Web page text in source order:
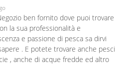
ben fornito dove puoi trovare
la sua professionalità e
e passione di pesca sa dirvi
. E potete trovare anche pesci
, anche di acque fredde ed altro